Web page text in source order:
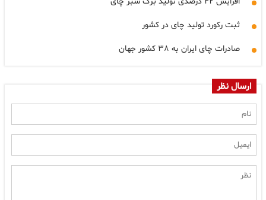
ثبت رکورد تولید چای در کشور
صادرات چای ایران به ۳۸ کشور جهان
ارسال نظر